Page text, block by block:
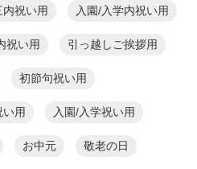
内祝い用 入園/入学内祝い用
祝い用 引っ越しご挨拶用
初節句祝い用
用 入園/入学祝い用
お中元 敬老の日